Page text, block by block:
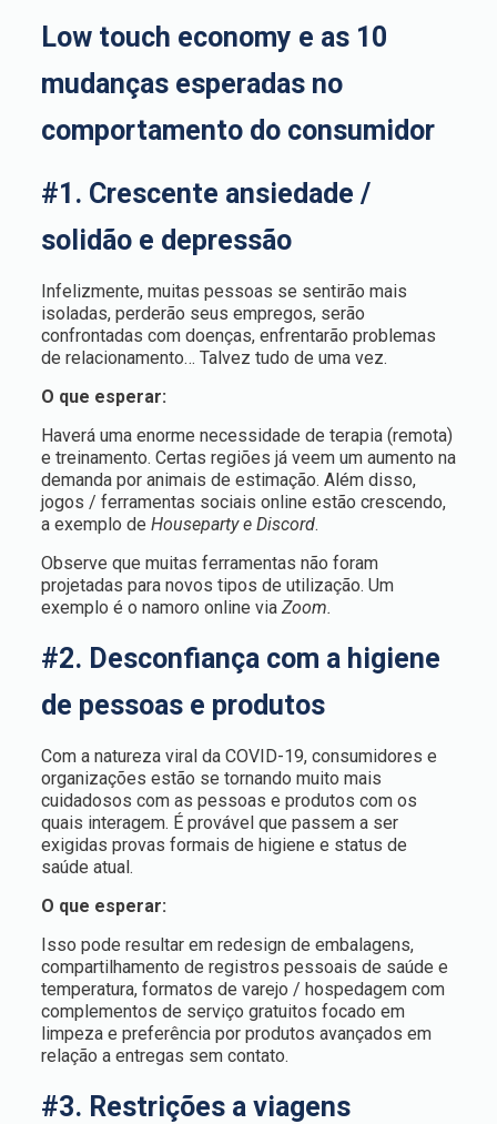
Low touch economy e as 10
mudanças esperadas no
comportamento do consumidor
#1. Crescente ansiedade /
solidão e depressão
Infelizmente, muitas pessoas se sentirão mais
isoladas, perderão seus empregos, serão
confrontadas com doenças, enfrentarão problemas
de relacionamento… Talvez tudo de uma vez.
O que esperar:
Haverá uma enorme necessidade de terapia (remota)
e treinamento. Certas regiões já veem um aumento na
demanda por animais de estimação. Além disso,
jogos / ferramentas sociais online estão crescendo,
a exemplo de Houseparty e Discord.
Observe que muitas ferramentas não foram
projetadas para novos tipos de utilização. Um
exemplo é o namoro online via Zoom.
#2. Desconfiança com a higiene
de pessoas e produtos
Com a natureza viral da COVID-19, consumidores e
organizações estão se tornando muito mais
cuidadosos com as pessoas e produtos com os
quais interagem. É provável que passem a ser
exigidas provas formais de higiene e status de
saúde atual.
O que esperar:
Isso pode resultar em redesign de embalagens,
compartilhamento de registros pessoais de saúde e
temperatura, formatos de varejo / hospedagem com
complementos de serviço gratuitos focado em
limpeza e preferência por produtos avançados em
relação a entregas sem contato.
#3. Restrições a viagens